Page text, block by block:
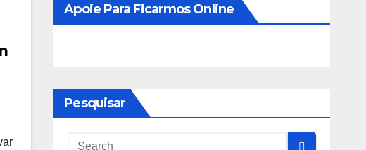
Apoie Para Ficarmos Online
Pesquisar